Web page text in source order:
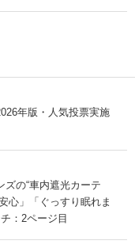
年版・人気投票実施
の“車内遮光カーテ
心」「ぐっすり眠れま
：2ページ目